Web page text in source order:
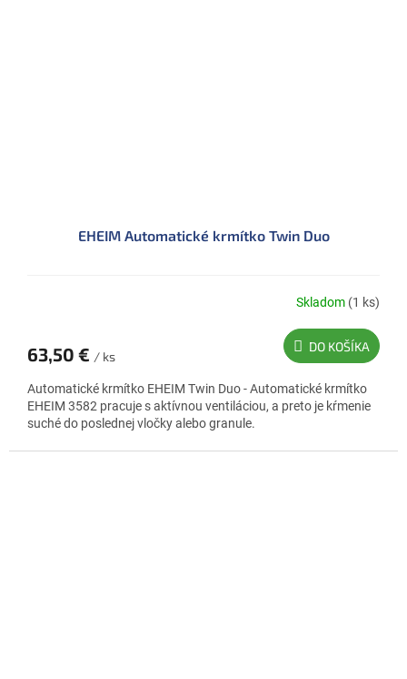
EHEIM Automatické krmítko Twin Duo
Skladom (1 ks)
63,50 € / ks
DO KOŠÍKA
Automatické krmítko EHEIM Twin Duo - Automatické krmítko
EHEIM 3582 pracuje s aktívnou ventiláciou, a preto je kŕmenie
suché do poslednej vločky alebo granule.